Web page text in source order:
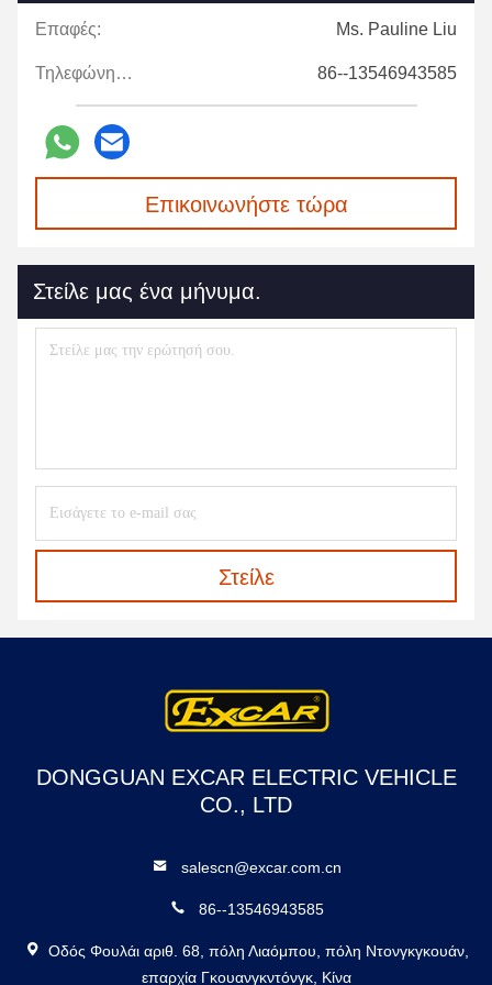
Επαφές: Ms. Pauline Liu
Τηλεφώνημα: 86--13546943585
Επικοινωνήστε τώρα
Στείλε μας ένα μήνυμα.
Στείλε
DONGGUAN EXCAR ELECTRIC VEHICLE
CO., LTD
salescn@excar.com.cn
86--13546943585
Οδός Φουλάι αριθ. 68, πόλη Λιαόμπου, πόλη Ντονγκγκουάν,
επαρχία Γκουανγκντόνγκ, Κίνα